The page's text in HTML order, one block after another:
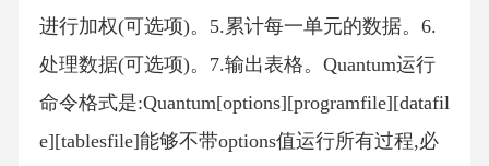
进行加权(可选项)。5.累计每一单元的数据。6.
处理数据(可选项)。7.输出表格。Quantum运行
命令格式是:Quantum[options][programfile][datafil
e][tablesfile]能够不带options值运行所有过程,必